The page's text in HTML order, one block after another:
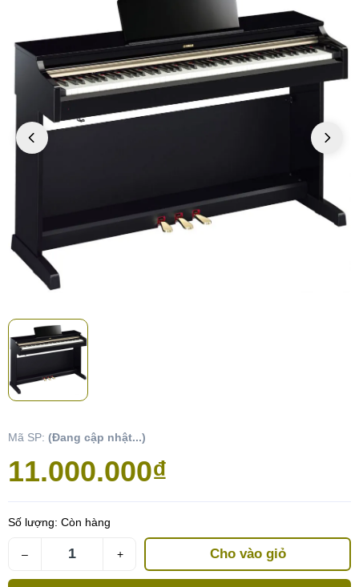
Mã SP: (Đang cập nhật...)
11.000.000₫
Số lượng: Còn hàng
– + Cho vào giỏ